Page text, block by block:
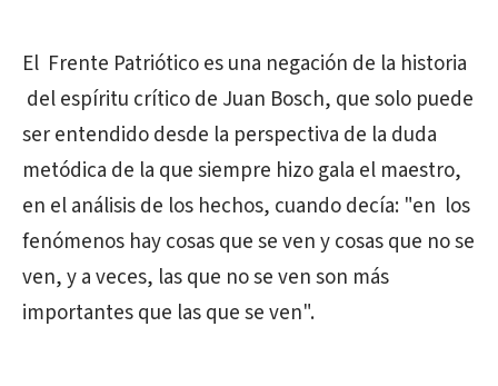
El Frente Patriótico es una negación de la historia
del espíritu crítico de Juan Bosch, que solo puede
ser entendido desde la perspectiva de la duda
metódica de la que siempre hizo gala el maestro,
en el análisis de los hechos, cuando decía: "en los
fenómenos hay cosas que se ven y cosas que no se
ven, y a veces, las que no se ven son más
importantes que las que se ven".